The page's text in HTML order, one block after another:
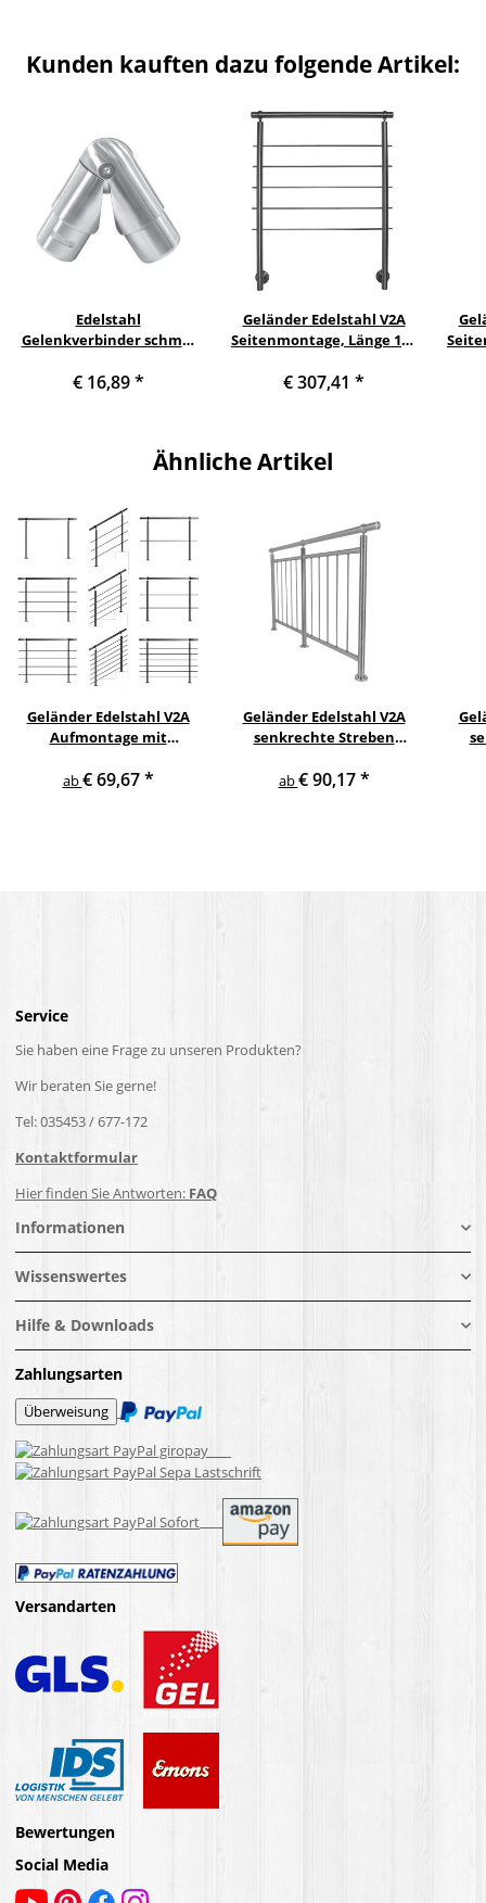
Kunden kauften dazu folgende Artikel:
Edelstahl
Gelenkverbinder schmal
€ 16,89*
Geländer Edelstahl V2A
Seitenmontage, Länge 160
Querstreben und
€ 307,41 *
Ähnliche Artikel
Geländer Edelstahl V2A
Aufmontage mit
Querstreben
ab€ 69,67*
Geländer Edelstahl V2A
senkrechte Streben
ab€ 90,17*
Service
Sie haben eine Frage zu unseren Produkten?
Wir beraten Sie gerne!
Tel: 035453 / 677-172
Kontaktformular
Hier finden Sie Antworten: FAQ
Informationen
Wissenswertes
Hilfe & Downloads
Zahlungsarten
Versandarten
Bewertungen
Social Media